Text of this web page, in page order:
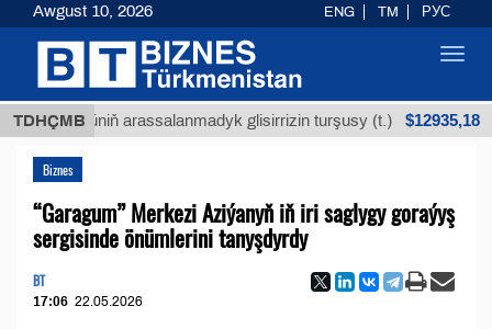
TDHÇMBarassalanmadyk glisirrizin turşusy (t.) $12935,18 Az
Biznes
“Garagum” Merkezi Aziýanyň iň iri saglygy goraýyş
sergisinde önümlerini tanyşdyrdy
BT
17:06 22.05.2026
Awgust 10, 2026 ENG TM РУС